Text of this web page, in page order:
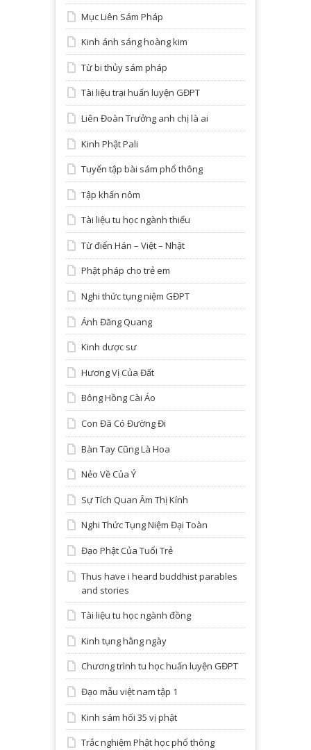
Mục Liên Sám Pháp
Kinh ánh sáng hoàng kim
Từ bi thủy sám pháp
Tài liệu trại huấn luyện GĐPT
Liên Đoàn Trưởng anh chị là ai
Kinh Phật Pali
Tuyển tập bài sám phổ thông
Tập khấn nôm
Tài liệu tu học ngành thiếu
Từ điển Hán – Việt – Nhật
Phật pháp cho trẻ em
Nghi thức tụng niệm GĐPT
Ánh Đăng Quang
Kinh dược sư
Hương Vị Của Đất
Bông Hồng Cài Áo
Con Đã Có Đường Đi
Bàn Tay Cũng Là Hoa
Nẻo Về Của Ý
Sự Tích Quan Âm Thị Kính
Nghi Thức Tụng Niệm Đại Toàn
Đạo Phật Của Tuổi Trẻ
Thus have i heard buddhist parables
and stories
Tài liệu tu học ngành đồng
Kinh tụng hằng ngày
Chương trình tu học huấn luyện GĐPT
Đạo mẫu việt nam tập 1
Kinh sám hối 35 vị phật
Trắc nghiệm Phật học phổ thông